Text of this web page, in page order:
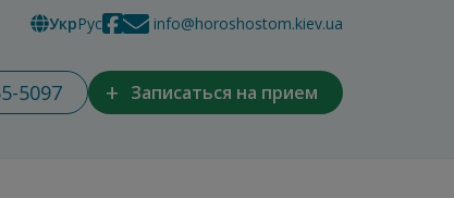
УкрРус info@horoshostom.kiev.ua
5097 + Записаться на прием